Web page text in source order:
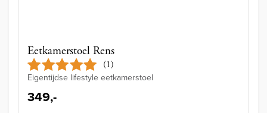
Eetkamerstoel Rens
(1)
Eigentijdse lifestyle eetkamerstoel
349,-